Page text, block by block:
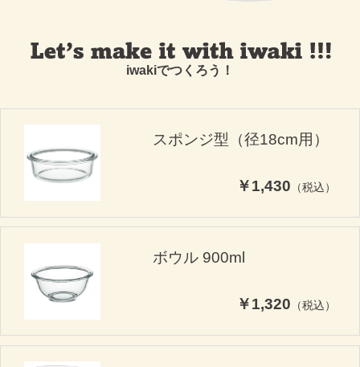
iwakiでつくろう！
スポンジ型（径18cm用）
￥1,430 （税込）
ボウル 900ml
￥1,320 （税込）